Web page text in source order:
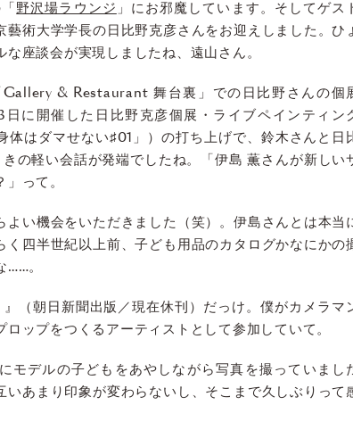
野沢場ラウンジ 」にお邪魔しています。そしてゲス
藝術大学学長の日比野克彦さんをお迎えしました。ひ
座談会が実現しましたね、遠山さん。
& Restaurant 舞台裏」での日比野さんの個
に開催した日比野克彦個展・ライブペインティン
体はダマせない♯01」）の打ち上げで、鈴木さんと日
の軽い会話が発端でしたね。「伊島 薫さんが新しい
って。
よい機会をいただきました（笑）。伊島さんとは本当
く四半世紀以上前、子ども用品のカタログかなにかの
……。
（朝日新聞出版／現在休刊）だっけ。僕がカメラマ
ップをつくるアーティストとして参加していて。
モデルの子どもをあやしながら写真を撮っていまし
いあまり印象が変わらないし、そこまで久しぶりって